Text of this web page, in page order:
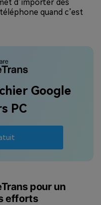
d’importer des
quand c’est
Google
PC
pour un
efforts